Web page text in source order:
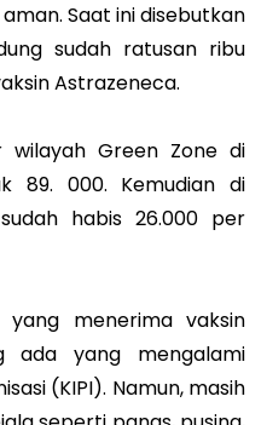
Saat ini disebutkan
sudah ratusan ribu
Astrazeneca.
wilayah Green Zone di
89. 000. Kemudian di
habis 26.000 per
menerima vaksin
ada yang mengalami
(KIPI). Namun, masih